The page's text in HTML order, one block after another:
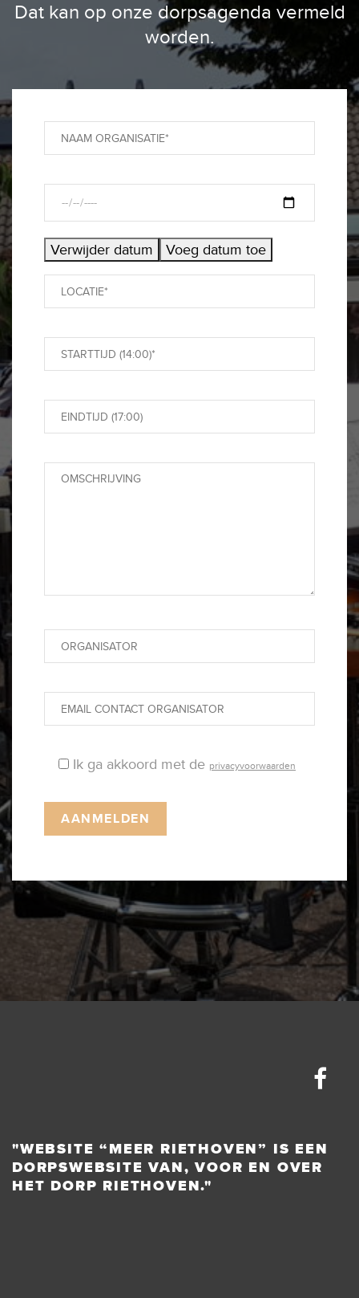
Dat kan op onze dorpsagenda vermeld
worden.
Verwijder datum Voeg datum toe
Ik ga akkoord met de privacyvoorwaarden
"WEBSITE “MEER RIETHOVEN” IS EEN
DORPSWEBSITE VAN, VOOR EN OVER
HET DORP RIETHOVEN."